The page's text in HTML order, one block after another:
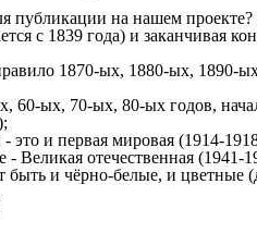
публикации на нашем
с 1839 года) и заканчивая
1870-ых, 1880-ых, 1890-
60-ых, 70-ых, 80-ых годов,
и первая мировая (1914-
Великая отечественная
и чёрно-белые, и цветные